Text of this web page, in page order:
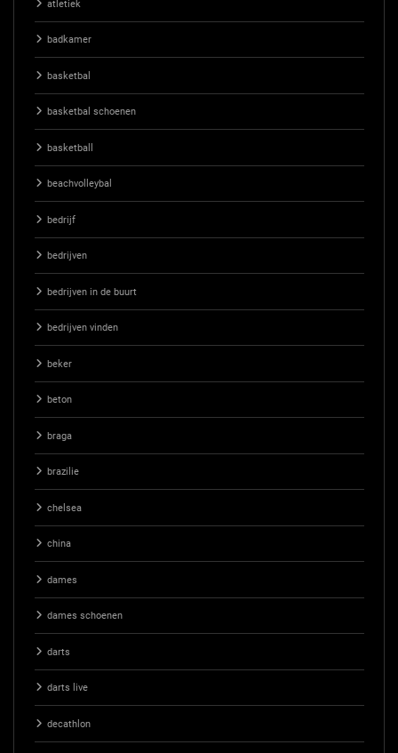
atletiek
badkamer
basketbal
basketbal schoenen
basketball
beachvolleybal
bedrijf
bedrijven
bedrijven in de buurt
bedrijven vinden
beker
beton
braga
brazilie
chelsea
china
dames
dames schoenen
darts
darts live
decathlon